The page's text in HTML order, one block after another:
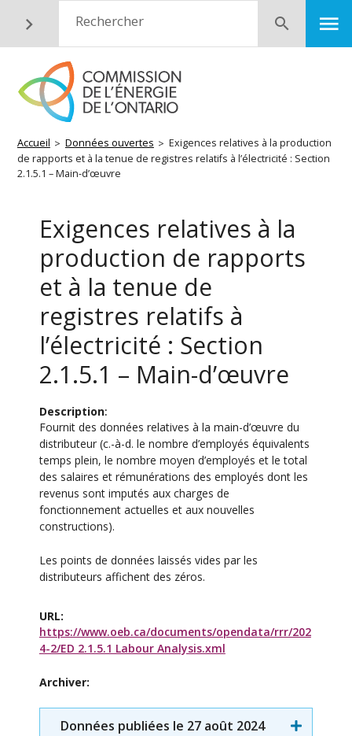
principal
Rechercher Soumettre
Fil
d'Ariane
Accueil Données ouvertes
Exigences relatives à la production
de rapports et à la tenue de registres relatifs à l’électricité : Section
2.1.5.1 – Main-d’œuvre
Exigences relatives à la
production de rapports
et à la tenue de
registres relatifs à
l’électricité : Section
2.1.5.1 – Main-d’œuvre
Description
Fournit des données relatives à la main-d’œuvre du
distributeur (c.-à-d. le nombre d’employés équivalents
temps plein, le nombre moyen d’employés et le total
des salaires et rémunérations des employés dont les
revenus sont imputés aux charges de
fonctionnement actuelles et aux nouvelles
constructions).
Les points de données laissés vides par les
distributeurs affichent des zéros.
URL
https://www.oeb.ca/documents/opendata/rrr/202
4-2/ED 2.1.5.1 Labour Analysis.xml
Archiver:
Données publiées le 27 août 2024